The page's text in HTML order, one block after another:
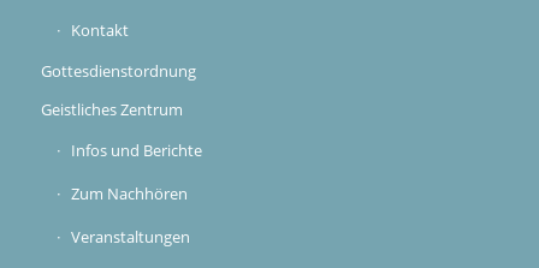
Kontakt
Gottesdienstordnung
Geistliches Zentrum
Infos und Berichte
Zum Nachhören
Veranstaltungen